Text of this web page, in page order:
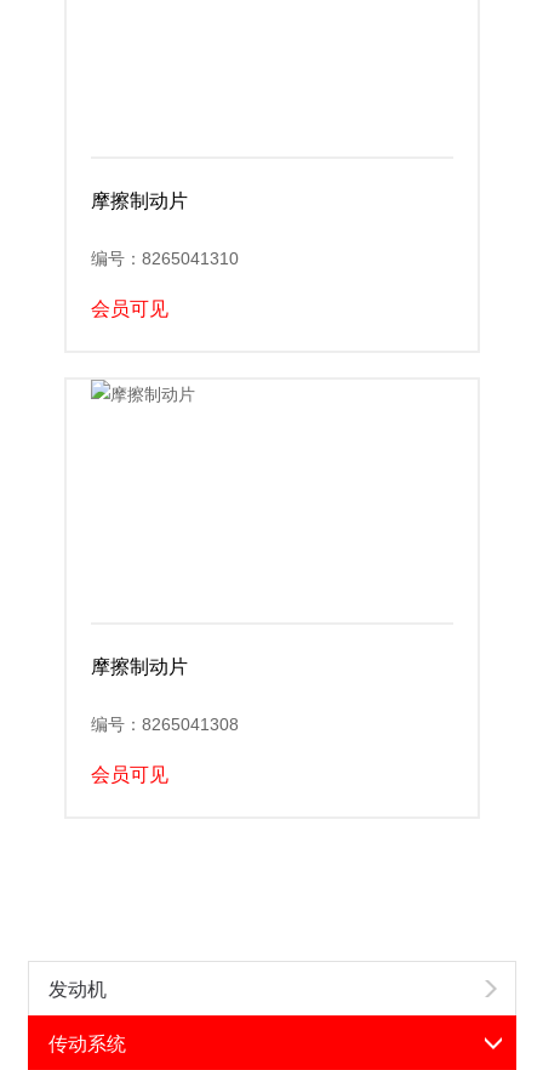
发动机
传动系统
摩擦制动片
编号：8265041310
会员可见
摩擦制动片
编号：8265041308
会员可见